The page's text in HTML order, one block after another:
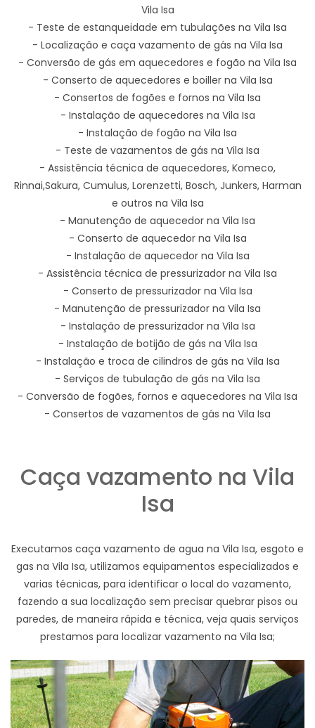
Vila Isa
- Teste de estanqueidade em tubulações na Vila Isa
- Localização e caça vazamento de gás na Vila Isa
- Conversão de gás em aquecedores e fogão na Vila Isa
- Conserto de aquecedores e boiller na Vila Isa
- Consertos de fogões e fornos na Vila Isa
- Instalação de aquecedores na Vila Isa
- Instalação de fogão na Vila Isa
- Teste de vazamentos de gás na Vila Isa
- Assistência técnica de aquecedores, Komeco,
Rinnai,Sakura, Cumulus, Lorenzetti, Bosch, Junkers, Harman
e outros na Vila Isa
- Manutenção de aquecedor na Vila Isa
- Conserto de aquecedor na Vila Isa
- Instalação de aquecedor na Vila Isa
- Assistência técnica de pressurizador na Vila Isa
- Conserto de pressurizador na Vila Isa
- Manutenção de pressurizador na Vila Isa
- Instalação de pressurizador na Vila Isa
- Instalação de botijão de gás na Vila Isa
- Instalação e troca de cilindros de gás na Vila Isa
- Serviços de tubulação de gás na Vila Isa
- Conversão de fogões, fornos e aquecedores na Vila Isa
- Consertos de vazamentos de gás na Vila Isa
Caça vazamento na Vila
Isa
Executamos caça vazamento de agua na Vila Isa, esgoto e
gas na Vila Isa, utilizamos equipamentos especializados e
varias técnicas, para identificar o local do vazamento,
fazendo a sua localização sem precisar quebrar pisos ou
paredes, de maneira rápida e técnica, veja quais serviços
prestamos para localizar vazamento na Vila Isa;